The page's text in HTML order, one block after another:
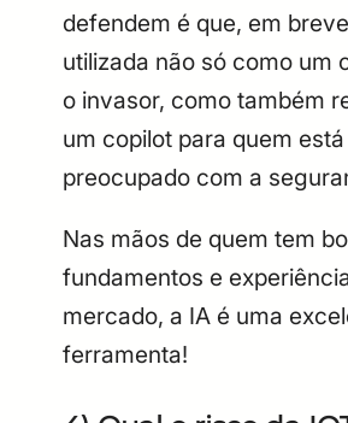
defendem é que, em
utilizada não só como um
o invasor, como também
um copilot para quem está
preocupado com a
Nas mãos de quem tem
fundamentos e
mercado, a IA é uma
ferramenta!